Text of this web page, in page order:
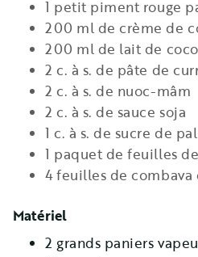
1 petit piment rouge
200 ml de crème de
200 ml de lait de coco
2 c. à s. de pâte de
2 c. à s. de nuoc-mâm
2 c. à s. de sauce soja
1 c. à s. de sucre de
1 paquet de feuilles
4 feuilles de
Matériel
2 grands paniers